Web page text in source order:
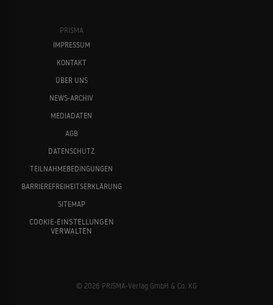
PRISMA
IMPRESSUM
KONTAKT
ÜBER UNS
NEWS-ARCHIV
MEDIADATEN
AGB
DATENSCHUTZ
TEILNAHMEBEDINGUNGEN
BARRIEREFREIHEITSERKLÄRUNG
SITEMAP
COOKIE-EINSTELLUNGEN
VERWALTEN
© 2026 PRISMA-Verlag GmbH & Co. KG